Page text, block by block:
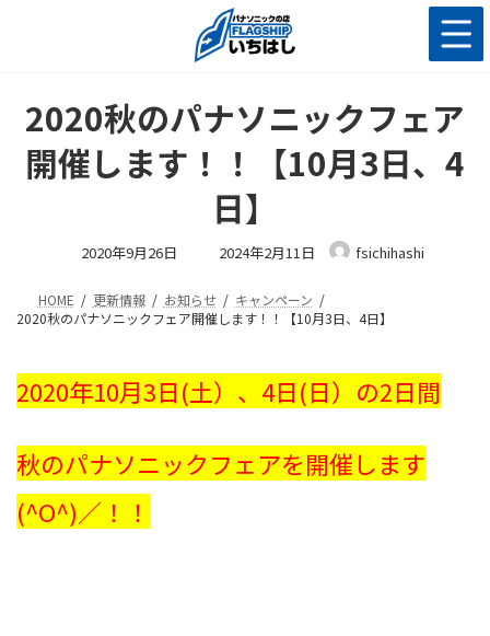
2020秋のパナソニックフェア
開催します！！【10月3日、4
日】
2020年9月26日 最
終
日
時
:
2024年2月11日 fsichihashi
HOME 更新情報 お知らせ
キャンペーン
2020秋のパナソニックフェア開催します！！【10月3日、4日】
2020年10月3日(土）、4日(日）の2日間
秋のパナソニックフェアを開催します
(^O^)／！！